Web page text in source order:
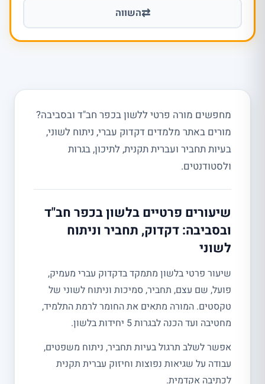
⇄השווה
מחפשים מורה פרטי ללשון בכפר חב"ד ובסביבה?
מורים באתר מלמדים דקדוק עברי, ניתוח לשוני,
בעיות תחביר ועברית תקנית, לתיכון, בגרות
ולסטודנטים.
שיעורים פרטיים בלשון בכפר חב"ד
ובסביבה: דקדוק, תחביר וניתוח
לשוני
שיעור פרטי בלשון מתמקד בדקדוק עברי מעמיק,
פועל, שם עצם, תחביר, סמיכות וניתוח לשוני של
טקסטים. המורה מתאים את החומר לרמת התלמיד,
מחטיבה ועד הכנה לבגרות 5 יחידות בלשון.
אפשר לשלב תרגול בעיות תחביר, ניתוח משפטים,
עבודה על שגיאות נפוצות וחיזוק עברית תקנית
לכתיבה אקדמית.